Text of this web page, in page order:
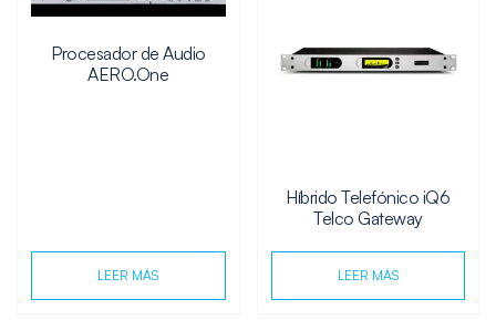
Procesador de Audio
AERO.One
LEER MÁS
Híbrido Telefónico iQ6
Telco Gateway
LEER MÁS